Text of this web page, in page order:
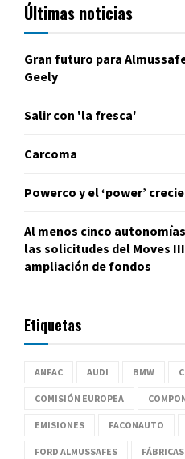
Últimas noticias
Gran futuro para
Geely
Salir con 'la fresca'
Carcoma
Powerco y el ‘power’
Al menos cinco
las solicitudes del Moves III
ampliación de fondos
Etiquetas
ANFAC AUDI BMW
COMISIÓN EUROPEA
EMISIONES FACONAUTO
FORD ALMUSSAFES FÁBRICAS